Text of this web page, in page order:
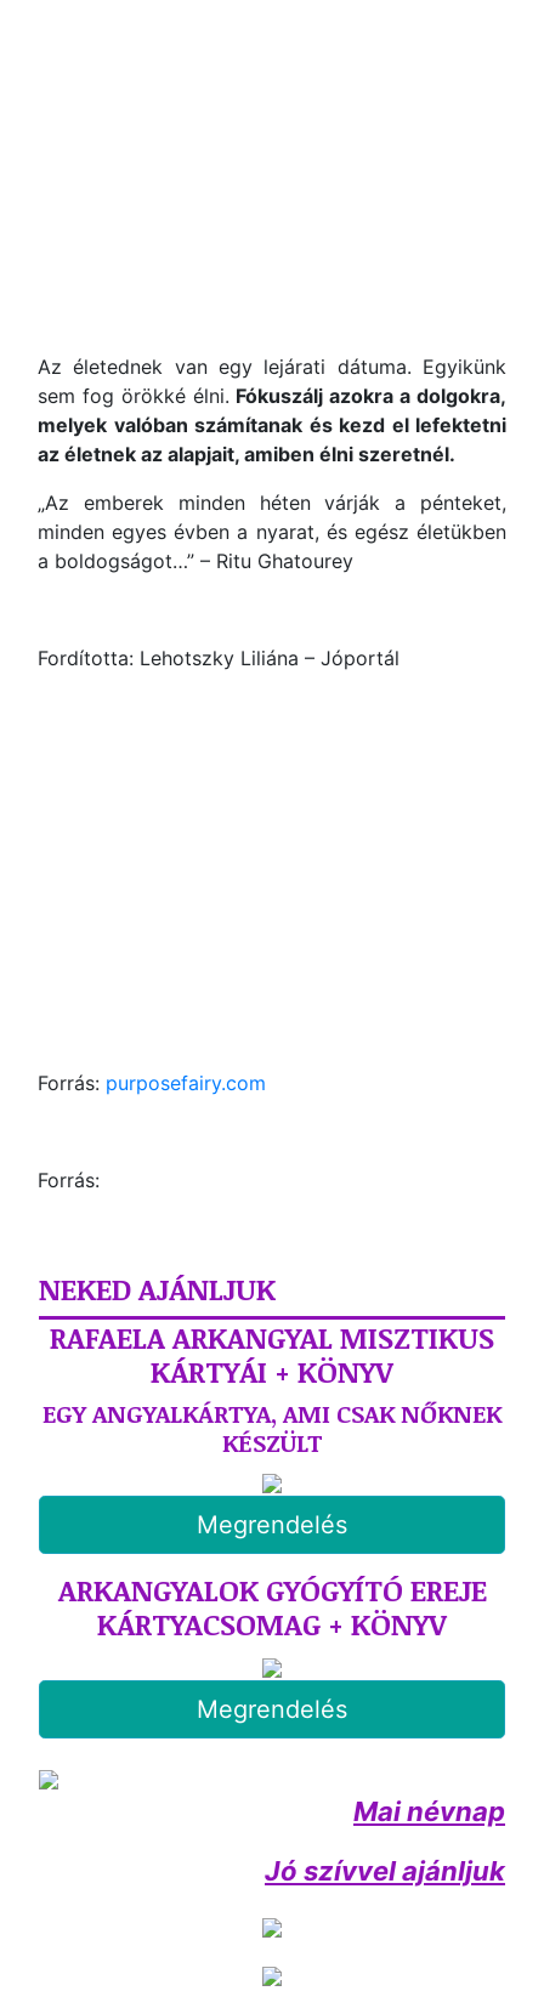
Az életednek van egy lejárati dátuma. Egyikünk
sem fog örökké élni. Fókuszálj azokra a dolgokra,
melyek valóban számítanak és kezd el lefektetni
az életnek az alapjait, amiben élni szeretnél.
„Az emberek minden héten várják a pénteket,
minden egyes évben a nyarat, és egész életükben
a boldogságot…” – Ritu Ghatourey
Fordította: Lehotszky Liliána – Jóportál
Forrás: purposefairy.com
Forrás:
NEKED AJÁNLJUK
RAFAELA ARKANGYAL MISZTIKUS
KÁRTYÁI + KÖNYV
EGY ANGYALKÁRTYA, AMI CSAK NŐKNEK
KÉSZÜLT
Megrendelés
ARKANGYALOK GYÓGYÍTÓ EREJE
KÁRTYACSOMAG + KÖNYV
Megrendelés
Mai névnap
Jó szívvel ajánljuk